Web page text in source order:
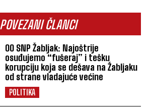
POVEZANI ČLANCI
OO SNP Žabljak: Najoštrije
osuđujemo “fušeraj” i tešku
korupciju koja se dešava na Žabljaku
od strane vladajuće većine
POLITIKA